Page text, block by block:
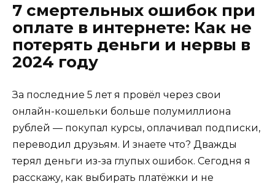
7 смертельных ошибок при
оплате в интернете: Как не
потерять деньги и нервы в
2024 году
За последние 5 лет я провёл через свои
онлайн-кошельки больше полумиллиона
рублей — покупал курсы, оплачивал подписки,
переводил друзьям. И знаете что? Дважды
терял деньги из-за глупых ошибок. Сегодня я
расскажу, как выбирать платёжки и не